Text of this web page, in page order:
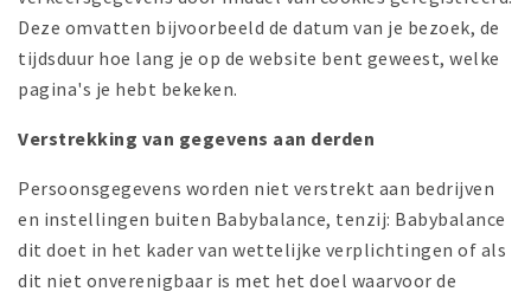
Deze omvatten bijvoorbeeld de datum van je bezoek, de
tijdsduur hoe lang je op de website bent geweest, welke
pagina's je hebt bekeken.
Verstrekking van gegevens aan derden
Persoonsgegevens worden niet verstrekt aan bedrijven
en instellingen buiten Babybalance, tenzij: Babybalance
dit doet in het kader van wettelijke verplichtingen of als
dit niet onverenigbaar is met het doel waarvoor de